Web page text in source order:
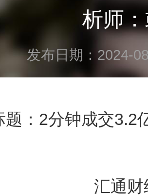
析师
发布日期：2024-
题：2分钟成交
汇通